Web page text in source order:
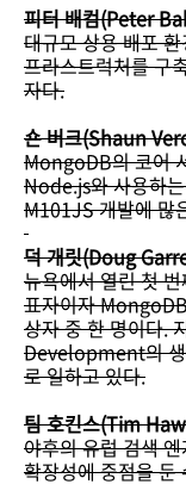
피터 배컴(Peter
대규모 상용 배포
프라스트럭처를 구
자다.
숀 버크(Shaun
MongoDB의 코어
Node.js와 사용하
M101JS 개발에 많
덕 개릿(Doug
뉴욕에서 열린 첫
표자이자
상자 중 한 명이다.
Development의 생
로 일하고 있다.
팀 호킨스(Tim
야후의 유럽 검색
확장성에 중점을 둔